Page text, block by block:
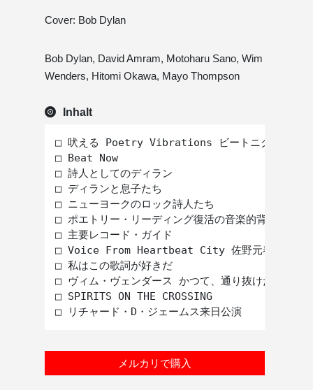
Cover: Bob Dylan
Bob Dylan, David Amram, Motoharu Sano, Wim
Wenders, Hitomi Okawa, Mayo Thompson
Inhalt
□ 吠える Poetry Vibrations ビートニクからラッ
□ Beat Now
□ 詩人としてのディラン
□ ディランと息子たち
□ ニューヨークのロック詩人たち
□ ポエトリー・リーディング復活の音楽的背景
□ 主要レコード・ガイド
□ Voice From Heartbeat City 佐野元春インタ
□ 私はこの歌詞が好きだ
□ ヴィム・ヴェンダース かつて、通り抜けた場所
□ SPIRITS ON THE CROSSING
メルカリで購入